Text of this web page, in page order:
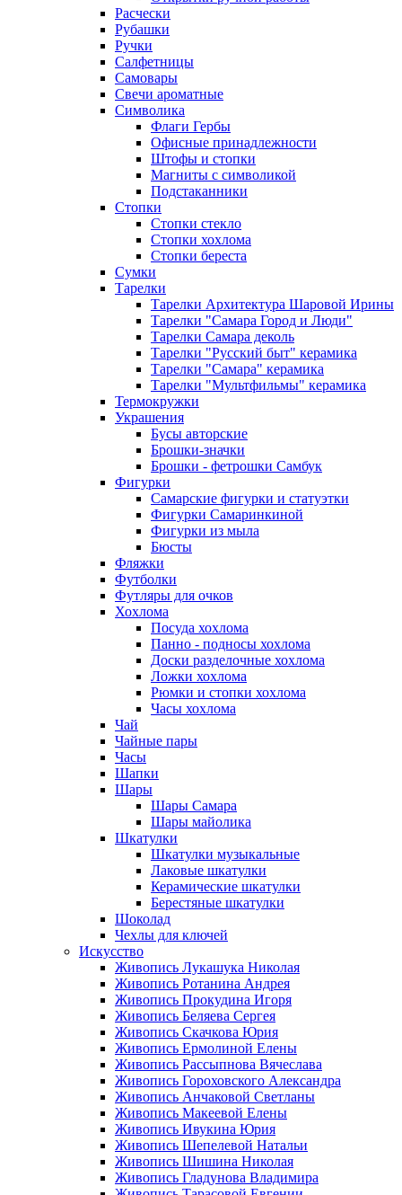
Расчески
Рубашки
Ручки
Салфетницы
Самовары
Свечи ароматные
Символика
Флаги Гербы
Офисные принадлежности
Штофы и стопки
Магниты с символикой
Подстаканники
Стопки
Стопки стекло
Стопки хохлома
Стопки береста
Сумки
Тарелки
Тарелки Архитектура Шаровой Ирины
Тарелки "Самара Город и Люди"
Тарелки Самара деколь
Тарелки "Русский быт" керамика
Тарелки "Самара" керамика
Тарелки "Мультфильмы" керамика
Термокружки
Украшения
Бусы авторские
Брошки-значки
Брошки - фетрошки Самбук
Фигурки
Самарские фигурки и статуэтки
Фигурки Самаринкиной
Фигурки из мыла
Бюсты
Фляжки
Футболки
Футляры для очков
Хохлома
Посуда хохлома
Панно - подносы хохлома
Доски разделочные хохлома
Ложки хохлома
Рюмки и стопки хохлома
Часы хохлома
Чай
Чайные пары
Часы
Шапки
Шары
Шары Самара
Шары майолика
Шкатулки
Шкатулки музыкальные
Лаковые шкатулки
Керамические шкатулки
Берестяные шкатулки
Шоколад
Чехлы для ключей
Искусство
Живопись Лукашука Николая
Живопись Ротанина Андрея
Живопись Прокудина Игоря
Живопись Беляева Сергея
Живопись Скачкова Юрия
Живопись Ермолиной Елены
Живопись Рассыпнова Вячеслава
Живопись Гороховского Александра
Живопись Анчаковой Светланы
Живопись Макеевой Елены
Живопись Ивукина Юрия
Живопись Шепелевой Натальи
Живопись Шишина Николая
Живопись Гладунова Владимира